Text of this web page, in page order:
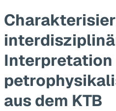
Interpretation
aus dem KTB